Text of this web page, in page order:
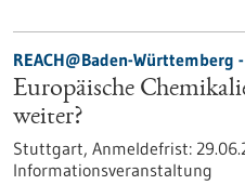
REACH@Baden-Württemberg -
Europäische
weiter?
Stuttgart, Anmeldefrist:
Informationsveranstaltung